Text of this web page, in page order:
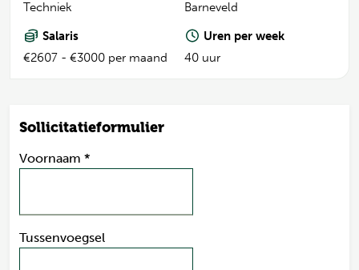
Techniek
Barneveld
Salaris
€2607 - €3000 per maand
Uren per week
40 uur
Sollicitatieformulier
Voornaam *
Tussenvoegsel